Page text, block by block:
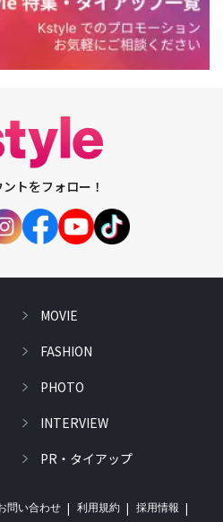
トをフォロー！
MOVIE
FASHION
PHOTO
INTERVIEW
PR・タイアップ
問い合わせ 利用規約 採用情報